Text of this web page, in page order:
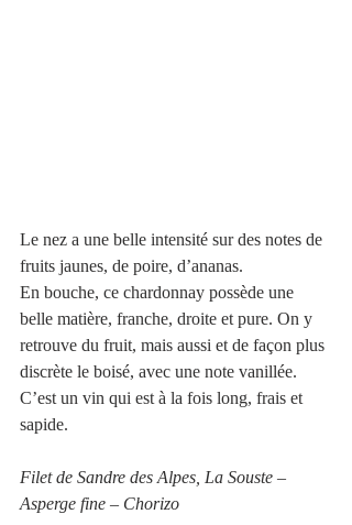
Le nez a une belle intensité sur des notes de
fruits jaunes, de poire, d’ananas.
En bouche, ce chardonnay possède une
belle matière, franche, droite et pure. On y
retrouve du fruit, mais aussi et de façon plus
discrète le boisé, avec une note vanillée.
C’est un vin qui est à la fois long, frais et
sapide.
Filet de Sandre des Alpes, La Souste –
Asperge fine – Chorizo